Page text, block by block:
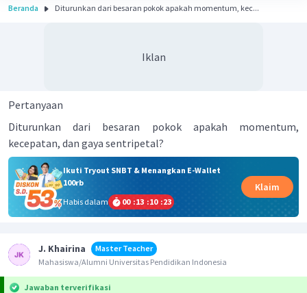
Beranda Diturunkan dari besaran pokok apakah momentum, kec...
Iklan
Pertanyaan
Diturunkan dari besaran pokok apakah momentum,
kecepatan, dan gaya sentripetal?
Ikuti Tryout SNBT & Menangkan E-Wallet
100rb
Habis dalam
00 :13 :10 :22
Klaim
J. Khairina
Master Teacher
Mahasiswa/Alumni Universitas Pendidikan Indonesia
Jawaban terverifikasi